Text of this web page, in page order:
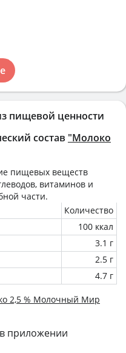
пищевой ценности
состав "Молоко
пищевых веществ
витаминов и
части.
Количество
100 ккал
3.1 г
2.5 г
4.7 г
2,5 % Молочный Мир
приложении